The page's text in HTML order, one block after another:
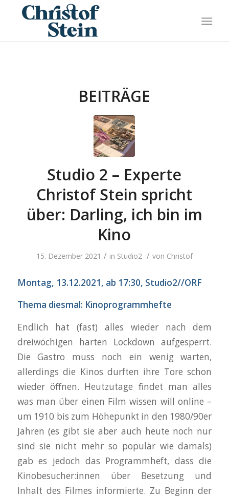
BEITRÄGE
Studio 2 – Experte
Christof Stein spricht
über: Darling, ich bin im
Kino
15. Dezember 2021 / in Studio2 / von Christof
Montag, 13.12.2021, ab 17:30, Studio2//ORF
Thema diesmal: Kinoprogrammhefte
Endlich hat (fast) alles wieder nach dem
dreiwöchigen harten Lockdown aufgesperrt.
Die Gastro muss noch ein wenig warten,
allerdings die Kinos durften ihre Tore schon
wieder öffnen. Heutzutage findet man alles
was man über einen Film wissen will online –
um 1910 bis zum Höhepunkt in den 1980/90er
Jahren (es gibt sie aber auch heute noch nur
sind sie nicht mehr so populär wie damals)
gab es jedoch das Programmheft, dass die
Kinobesucher:innen über Besetzung und
Inhalt des Filmes informierte. Zu Beginn der